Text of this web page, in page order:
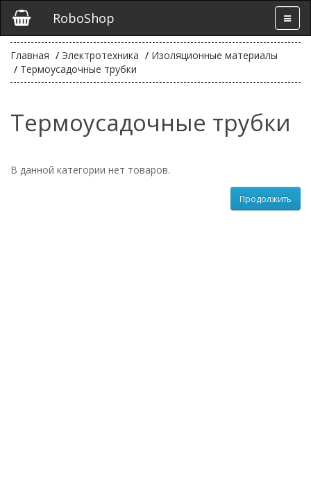
RoboShop
Главная Электротехника
Изоляционные материалы
Термоусадочные трубки
Термоусадочные трубки
В данной категории нет товаров.
Продолжить